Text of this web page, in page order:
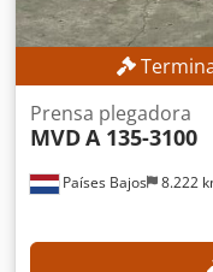
Países Bajos 8.222
Prensa plegadora
MVDA 135-3100